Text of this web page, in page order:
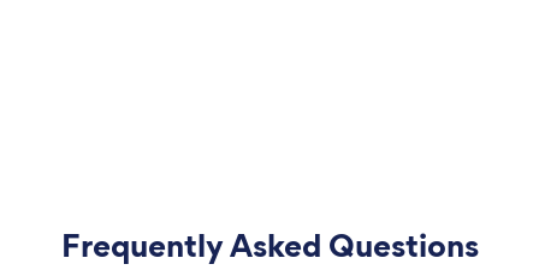
Frequently Asked Questions